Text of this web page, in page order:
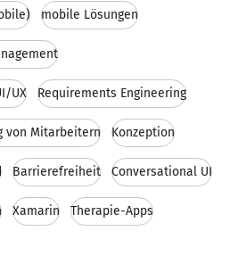
mobile Lösungen
UX Requirements Engineering
von Mitarbeitern Konzeption
Barrierefreiheit Conversational UI
Xamarin Therapie-Apps